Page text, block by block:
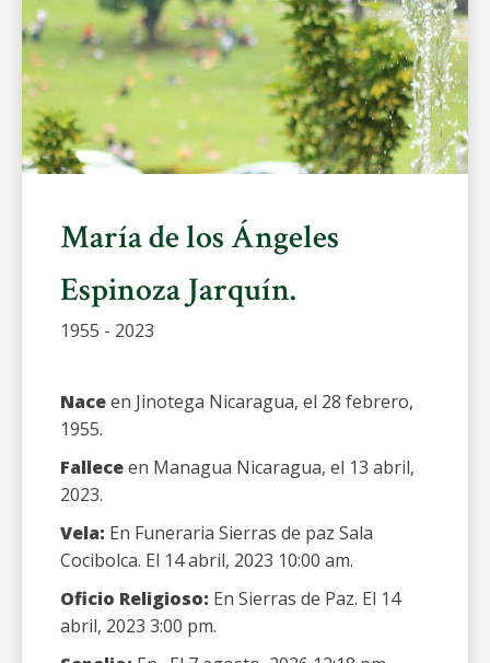
María de los Ángeles
Espinoza Jarquín.
1955 - 2023
Naceen Jinotega Nicaragua, el 28 febrero,
1955.
Falleceen Managua Nicaragua, el 13 abril,
2023.
Vela: En Funeraria Sierras de paz Sala
Cocibolca. El 14 abril, 2023 10:00 am.
Oficio Religioso: En Sierras de Paz. El 14
abril, 2023 3:00 pm.